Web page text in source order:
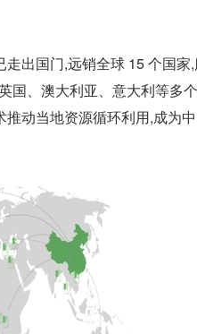
出国门,远销全球 15 个国家
国、澳大利亚、意大利等多
动当地资源循环利用,成为